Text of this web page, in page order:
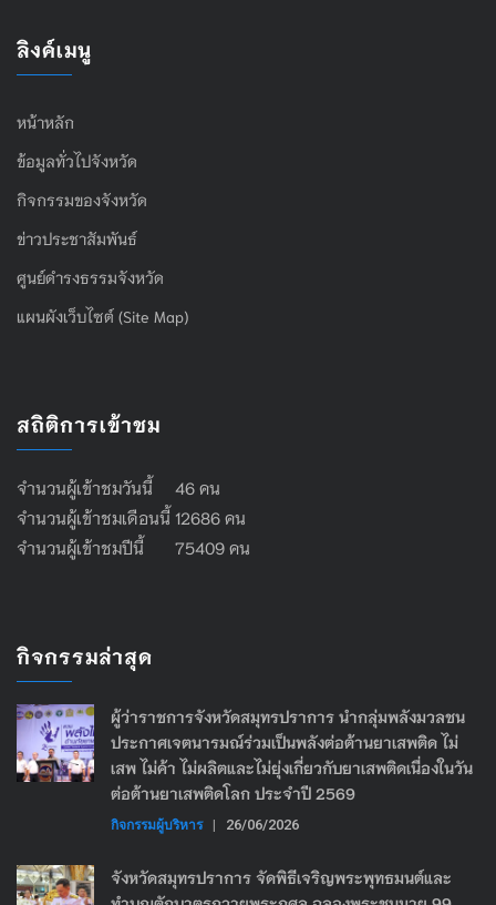
ลิงค์เมนู
หน้าหลัก
ข้อมูลทั่วไปจังหวัด
กิจกรรมของจังหวัด
ข่าวประชาสัมพันธ์
ศูนย์ดำรงธรรมจังหวัด
แผนผังเว็บไซต์ (Site Map)
สถิติการเข้าชม
จำนวนผู้เข้าชมวันนี้ 46 คน
จำนวนผู้เข้าชมเดือนนี้ 12686 คน
จำนวนผู้เข้าชมปีนี้ 75409 คน
กิจกรรมล่าสุด
ผู้ว่าราชการจังหวัดสมุทรปราการ นำกลุ่มพลังมวลชน
ประกาศเจตนารมณ์ร่วมเป็นพลังต่อต้านยาเสพติด ไม่
เสพ ไม่ค้า ไม่ผลิตและไม่ยุ่งเกี่ยวกับยาเสพติดเนื่องในวัน
ต่อต้านยาเสพติดโลก ประจำปี 2569
กิจกรรมผู้บริหาร | 26/06/2026
จังหวัดสมุทรปราการ จัดพิธีเจริญพระพุทธมนต์และ